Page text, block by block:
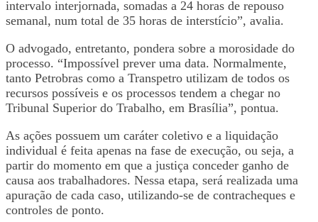
intervalo interjornada, somadas a 24 horas de repouso
semanal, num total de 35 horas de interstício”, avalia.
O advogado, entretanto, pondera sobre a morosidade do
processo. “Impossível prever uma data. Normalmente,
tanto Petrobras como a Transpetro utilizam de todos os
recursos possíveis e os processos tendem a chegar no
Tribunal Superior do Trabalho, em Brasília”, pontua.
As ações possuem um caráter coletivo e a liquidação
individual é feita apenas na fase de execução, ou seja, a
partir do momento em que a justiça conceder ganho de
causa aos trabalhadores. Nessa etapa, será realizada uma
apuração de cada caso, utilizando-se de contracheques e
controles de ponto.